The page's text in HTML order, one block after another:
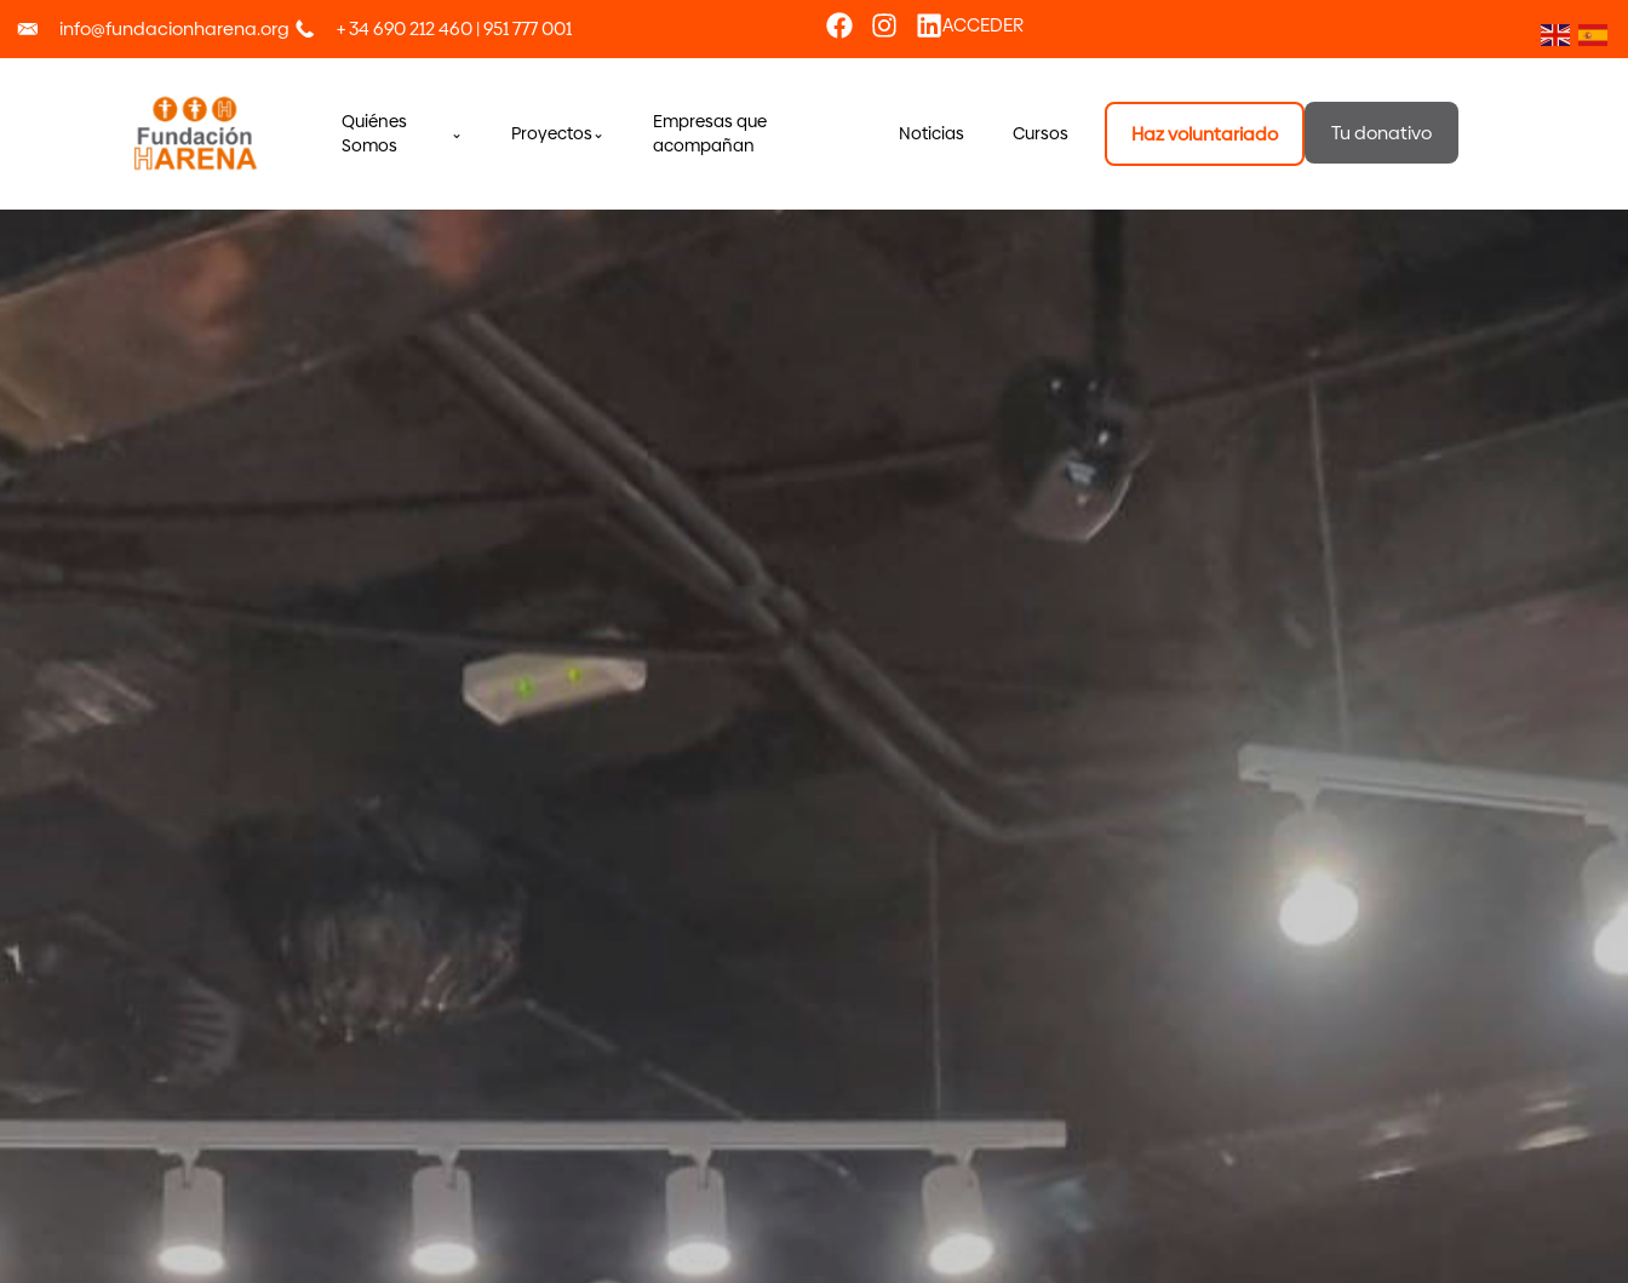
info@fundacionharena.org + 34 690 212 460 | 951 777 001 ACCEDER
Quiénes
Somos
Proyectos
Empresas que
acompañan
Noticias Cursos Haz voluntariado Tu donativo